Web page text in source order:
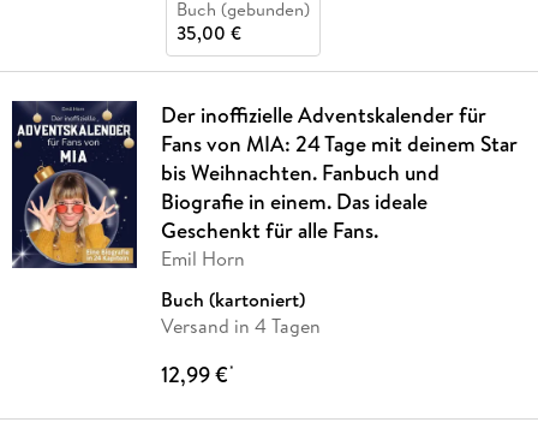
Buch (gebunden)
35,00 €
Der inoffizielle Adventskalender für
Fans von MIA: 24 Tage mit deinem Star
bis Weihnachten. Fanbuch und
Biografie in einem. Das ideale
Geschenkt für alle Fans.
Emil Horn
Buch (kartoniert)
Versand in 4 Tagen
12,99 €*